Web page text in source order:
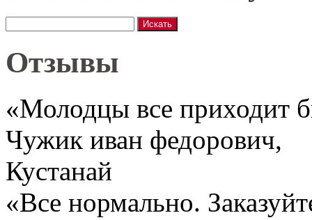
Отзывы
«Молодцы все приходит
Чужик иван федорович,
Кустанай
«Все нормально.